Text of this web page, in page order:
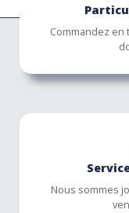
Commandez en
Nous sommes